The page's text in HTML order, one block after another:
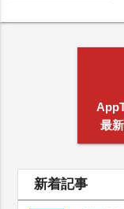
最
新着記事